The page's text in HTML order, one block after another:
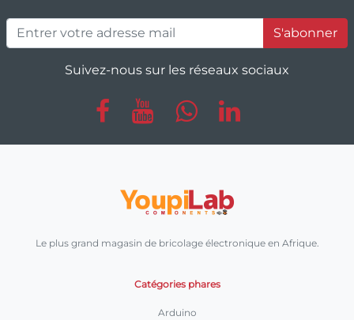
S'abonner
Suivez-nous sur les réseaux sociaux
Le plus grand magasin de bricolage électronique en Afrique.
Catégories phares
Arduino